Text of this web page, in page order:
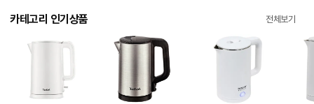
카테고리 인기상품 전체보기